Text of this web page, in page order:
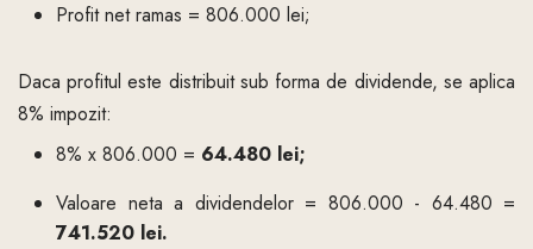
Profit net ramas = 806.000 lei;
Daca profitul este distribuit sub forma de dividende, se aplica
8% impozit:
8% x 806.000 = 64.480 lei;
Valoare neta a dividendelor = 806.000 - 64.480 =
741.520 lei.